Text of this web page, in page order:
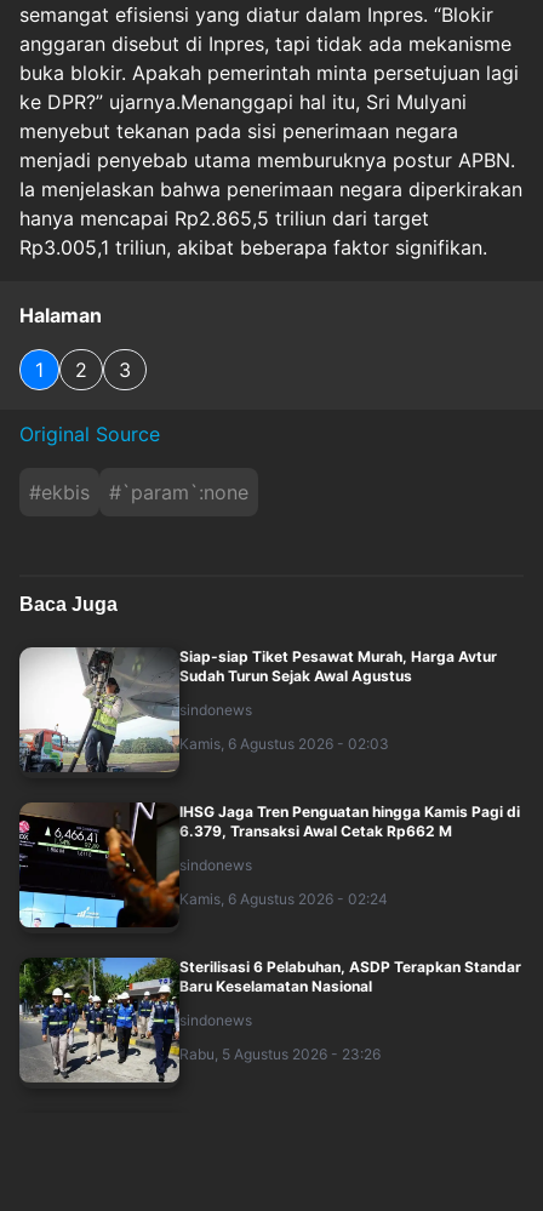
semangat efisiensi yang diatur dalam Inpres. “Blokir
anggaran disebut di Inpres, tapi tidak ada mekanisme
buka blokir. Apakah pemerintah minta persetujuan lagi
ke DPR?” ujarnya.Menanggapi hal itu, Sri Mulyani
menyebut tekanan pada sisi penerimaan negara
menjadi penyebab utama memburuknya postur APBN.
Ia menjelaskan bahwa penerimaan negara diperkirakan
hanya mencapai Rp2.865,5 triliun dari target
Rp3.005,1 triliun, akibat beberapa faktor signifikan.
Halaman
1 2 3
Original Source
#ekbis #`param`:none
Baca Juga
Siap-siap Tiket Pesawat Murah, Harga Avtur
Sudah Turun Sejak Awal Agustus
sindonews
Kamis, 6 Agustus 2026 - 02:03
IHSG Jaga Tren Penguatan hingga Kamis Pagi di
6.379, Transaksi Awal Cetak Rp662 M
sindonews
Kamis, 6 Agustus 2026 - 02:24
Sterilisasi 6 Pelabuhan, ASDP Terapkan Standar
Baru Keselamatan Nasional
sindonews
Rabu, 5 Agustus 2026 - 23:26